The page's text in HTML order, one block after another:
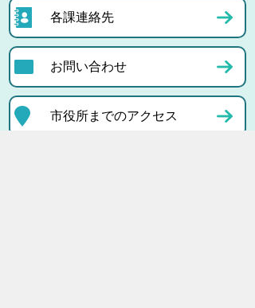
各課連絡先
お問い合わせ
市役所までのアクセス